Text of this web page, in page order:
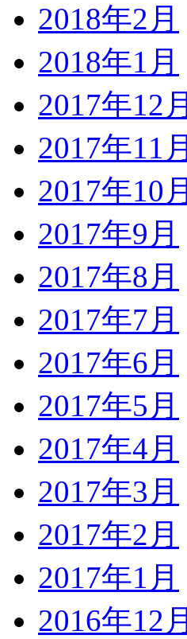
2018年2月
2018年1月
2017年12月
2017年11月
2017年10月
2017年9月
2017年8月
2017年7月
2017年6月
2017年5月
2017年4月
2017年3月
2017年2月
2017年1月
2016年12月